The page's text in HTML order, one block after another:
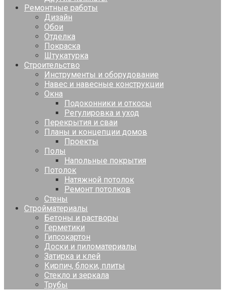
Ремонтные работы
Дизайн
Обои
Отделка
Покраска
Штукатурка
Строительство
Инструменты и оборудование
Навес и навесные конструкции
Окна
Подоконники и откосы
Регулировка и уход
Перекрытия и сваи
Планы и концепции домов
Проекты
Полы
Напольные покрытия
Потолок
Натяжной потолок
Ремонт потолков
Стены
Стройматериалы
Бетоны и растворы
Герметики
Гипсокартон
Доски и пиломатериалы
Затирка и клей
Кирпич, блоки, плиты
Стекло и зеркала
Трубы